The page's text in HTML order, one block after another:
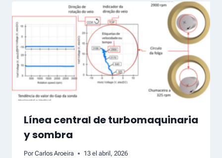
Línea central de turbomaquinaria
y sombra
Por Carlos Aroeira 13 el abril, 2026